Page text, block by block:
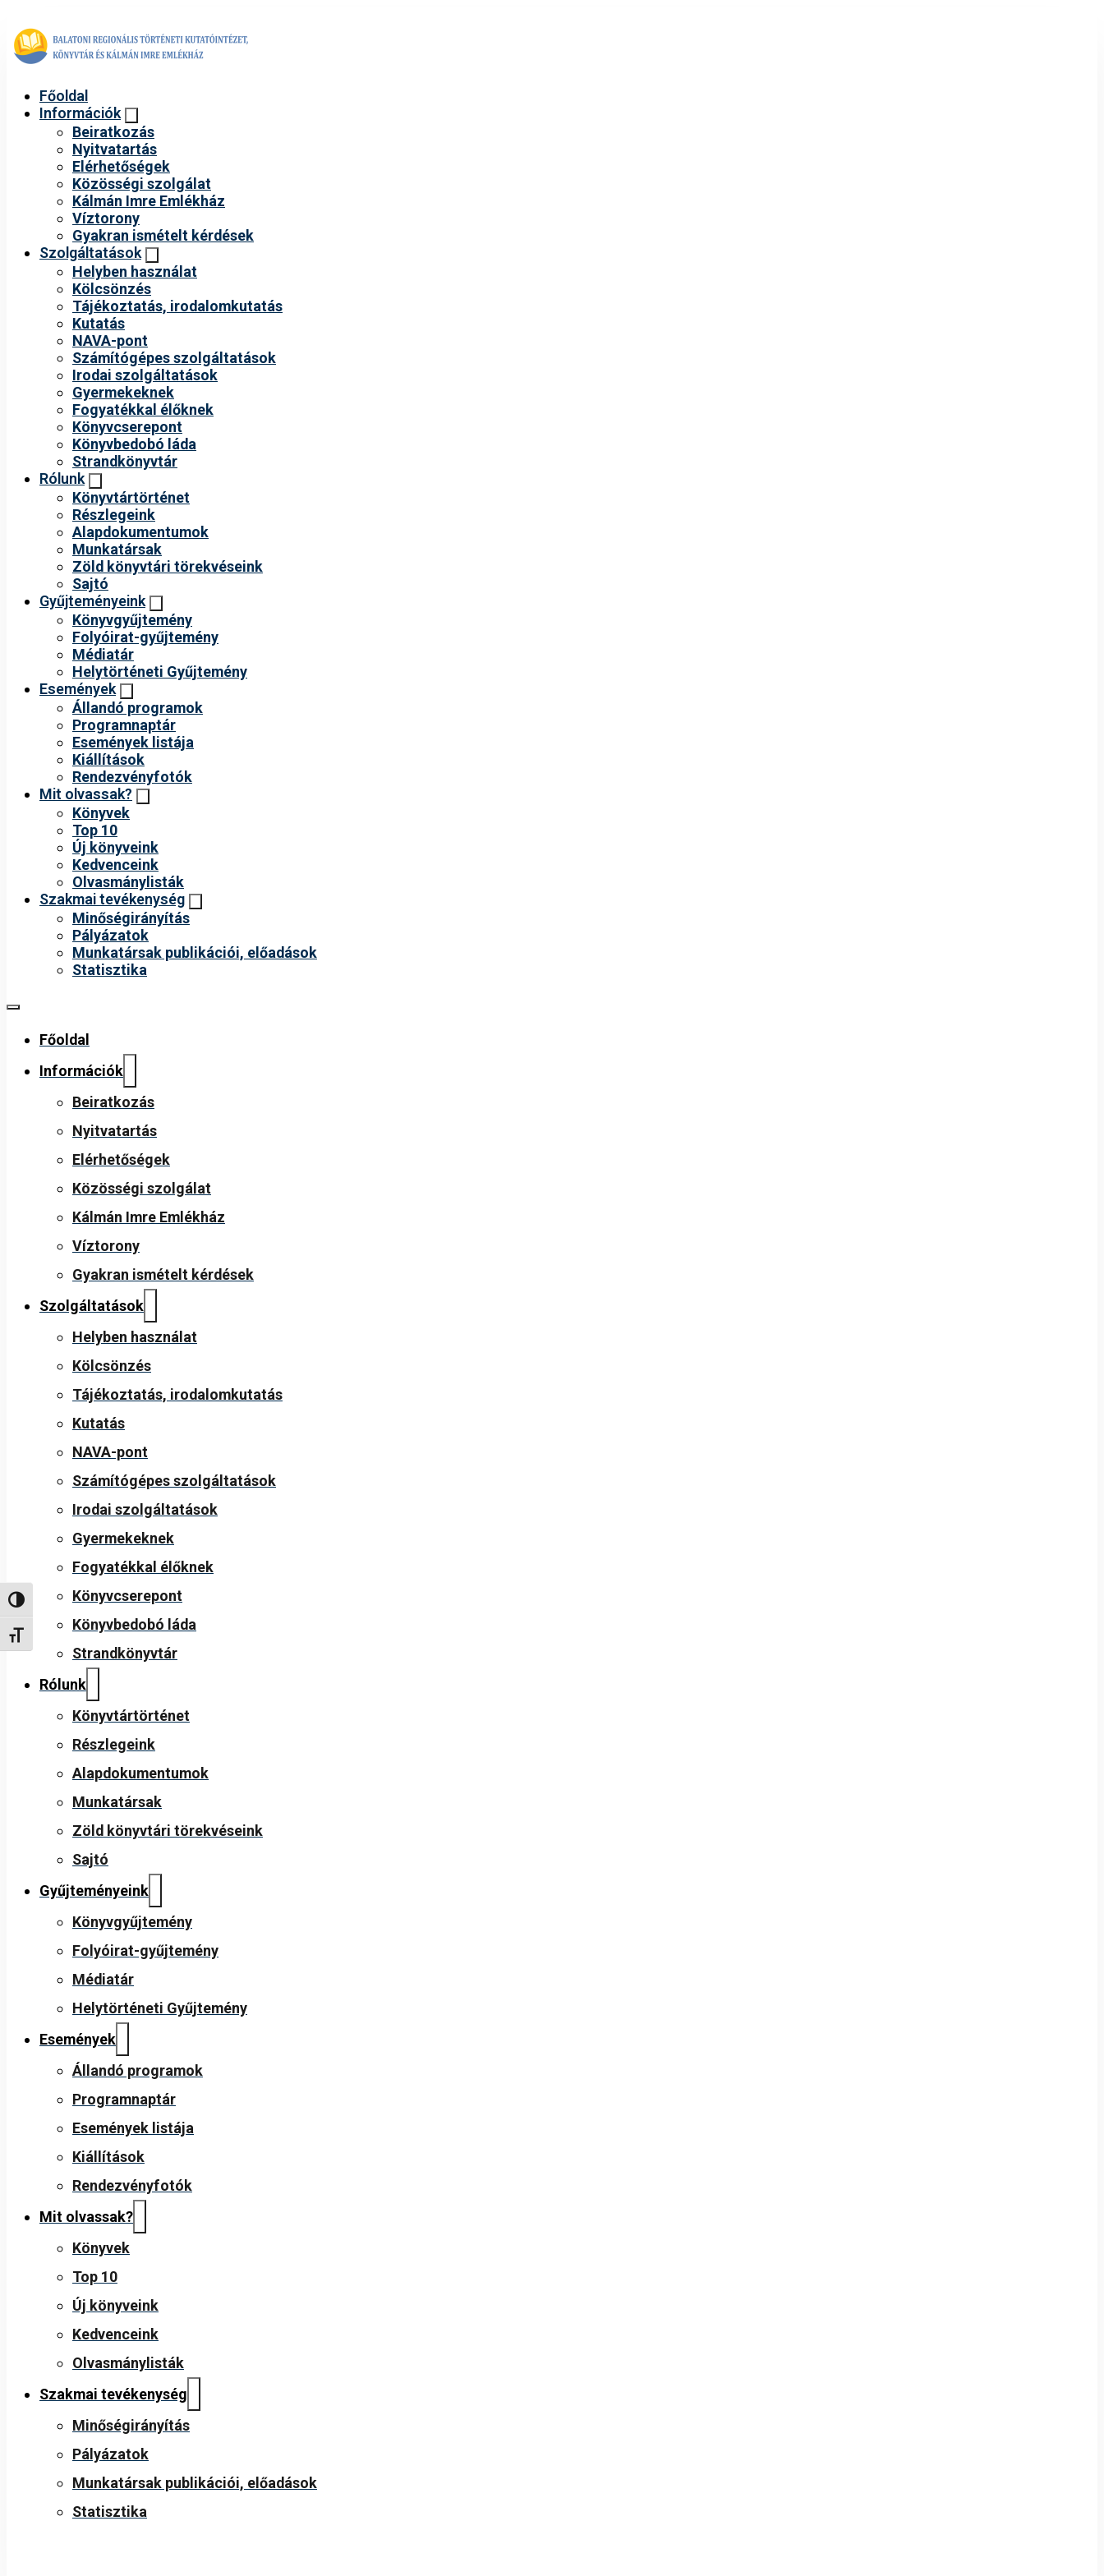
Nagy kontraszt váltása
Betűméret váltása
Főoldal
Információk
Beiratkozás
Nyitvatartás
Elérhetőségek
Közösségi szolgálat
Kálmán Imre Emlékház
Víztorony
Gyakran ismételt kérdések
Szolgáltatások
Helyben használat
Kölcsönzés
Tájékoztatás, irodalomkutatás
Kutatás
NAVA-pont
Számítógépes szolgáltatások
Irodai szolgáltatások
Gyermekeknek
Fogyatékkal élőknek
Könyvcserepont
Könyvbedobó láda
Strandkönyvtár
Rólunk
Könyvtártörténet
Részlegeink
Alapdokumentumok
Munkatársak
Zöld könyvtári törekvéseink
Sajtó
Gyűjteményeink
Könyvgyűjtemény
Folyóirat-gyűjtemény
Médiatár
Helytörténeti Gyűjtemény
Események
Állandó programok
Programnaptár
Események listája
Kiállítások
Rendezvényfotók
Mit olvassak?
Könyvek
Top 10
Új könyveink
Kedvenceink
Olvasmánylisták
Szakmai tevékenység
Minőségirányítás
Pályázatok
Munkatársak publikációi, előadások
Statisztika
Főoldal
Információk
Beiratkozás
Nyitvatartás
Elérhetőségek
Közösségi szolgálat
Kálmán Imre Emlékház
Víztorony
Gyakran ismételt kérdések
Szolgáltatások
Helyben használat
Kölcsönzés
Tájékoztatás, irodalomkutatás
Kutatás
NAVA-pont
Számítógépes szolgáltatások
Irodai szolgáltatások
Gyermekeknek
Fogyatékkal élőknek
Könyvcserepont
Könyvbedobó láda
Strandkönyvtár
Rólunk
Könyvtártörténet
Részlegeink
Alapdokumentumok
Munkatársak
Zöld könyvtári törekvéseink
Sajtó
Gyűjteményeink
Könyvgyűjtemény
Folyóirat-gyűjtemény
Médiatár
Helytörténeti Gyűjtemény
Események
Állandó programok
Programnaptár
Események listája
Kiállítások
Rendezvényfotók
Mit olvassak?
Könyvek
Top 10
Új könyveink
Kedvenceink
Olvasmánylisták
Szakmai tevékenység
Minőségirányítás
Pályázatok
Munkatársak publikációi, előadások
Statisztika